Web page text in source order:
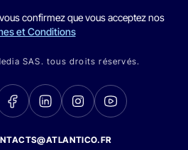
confirmez que vous acceptez nos
et Conditions
SAS. tous droits réservés.